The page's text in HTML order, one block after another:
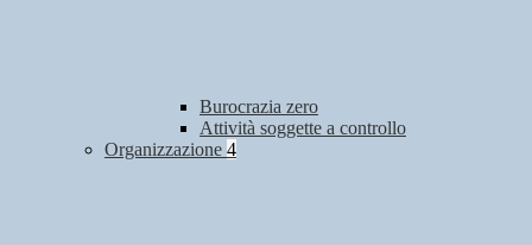
Burocrazia zero
Attività soggette a controllo
Organizzazione 4